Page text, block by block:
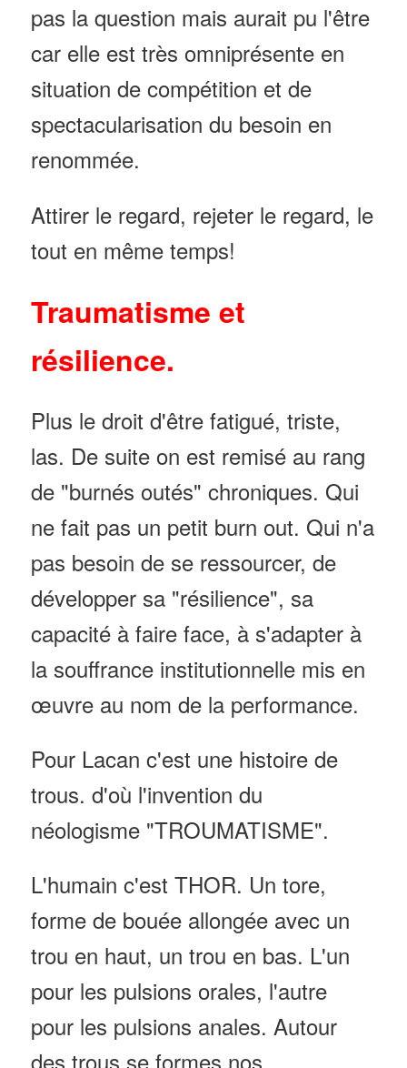
pas la question mais aurait pu l'être
car elle est très omniprésente en
situation de compétition et de
spectacularisation du besoin en
renommée.
Attirer le regard, rejeter le regard, le
tout en même temps!
Traumatisme et
résilience.
Plus le droit d'être fatigué, triste,
las. De suite on est remisé au rang
de "burnés outés" chroniques. Qui
ne fait pas un petit burn out. Qui n'a
pas besoin de se ressourcer, de
développer sa "résilience", sa
capacité à faire face, à s'adapter à
la souffrance institutionnelle mis en
œuvre au nom de la performance.
Pour Lacan c'est une histoire de
trous. d'où l'invention du
néologisme "TROUMATISME".
L'humain c'est THOR. Un tore,
forme de bouée allongée avec un
trou en haut, un trou en bas. L'un
pour les pulsions orales, l'autre
pour les pulsions anales. Autour
des trous se formes nos